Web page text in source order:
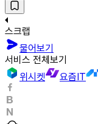
스크랩
물어보기
서비스 전체보기
위시켓
요즘IT